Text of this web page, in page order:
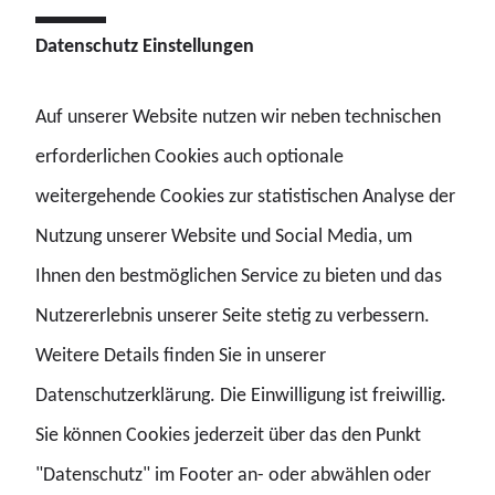
fahnden die immer noch hoch engagierten Kolleginnen
gestellt sind als ihre Polizeikolleginnen und -kollegen –
mit großem Elan nach Schurken, obwohl sie sich stets mit
untauglichen Strukturen, komplizierter Rechtsarchitektur
und mangelnder Personal- und Sachausstattung
rumplagen. Sie sitzen enttäuscht in ihren Ämtern und
schauen mit großer Sorge auf das, was kommt. Aber:
Weder der Gesetzentwurf noch die neue Zielstruktur
bringen den Zoll ernsthaft nach vorn. Personalansatz,
Ausrüstung (Führungs- und Einsatzmittel), Aufbau- und
Ablauforganisation, Melde- und Befehlswege und auch
Datenschutz Einstellungen
Auf unserer Website nutzen wir neben technischen
erforderlichen Cookies auch optionale
weitergehende Cookies zur statistischen Analyse der
Nutzung unserer Website und Social Media, um
Ihnen den bestmöglichen Service zu bieten und das
Nutzererlebnis unserer Seite stetig zu verbessern.
Weitere Details finden Sie in unserer
Datenschutzerklärung. Die Einwilligung ist freiwillig.
Sie können Cookies jederzeit über das den Punkt
"Datenschutz" im Footer an- oder abwählen oder